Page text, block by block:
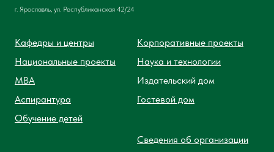
г. Ярославль, ул. Республиканская 42/24
Кафедры и центры
Национальные проекты
MBA
Аспирантура
Обучение детей
Корпоративные проекты
Наука и технологии
Издательский дом
Гостевой дом
Сведения об организации